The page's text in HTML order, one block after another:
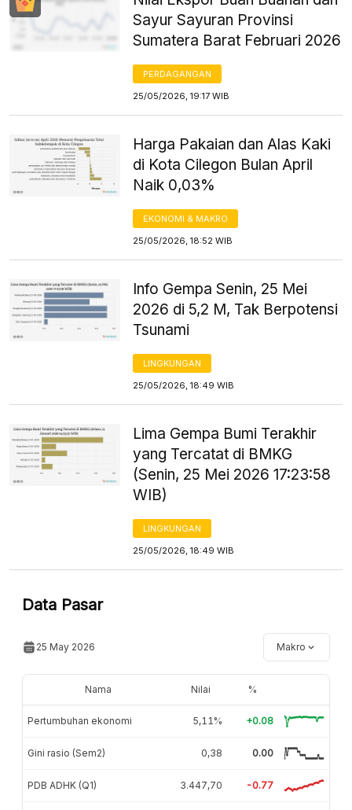
Sayur Sayuran Provinsi
Sumatera Barat Februari 2026
PERDAGANGAN
25/05/2026, 19:17 WIB
Harga Pakaian dan Alas Kaki
di Kota Cilegon Bulan April
Naik 0,03%
EKONOMI & MAKRO
25/05/2026, 18:52 WIB
Info Gempa Senin, 25 Mei
2026 di 5,2 M, Tak Berpotensi
Tsunami
LINGKUNGAN
25/05/2026, 18:49 WIB
Lima Gempa Bumi Terakhir
yang Tercatat di BMKG
(Senin, 25 Mei 2026 17:23:58
WIB)
LINGKUNGAN
25/05/2026, 18:49 WIB
Data Pasar
25 May 2026 Makro
Nama Nilai %
Pertumbuhan ekonomi 5,11% +0.08
Gini rasio (Sem2) 0,38 0.00
PDB ADHK (Q1) 3.447,70 -0.77